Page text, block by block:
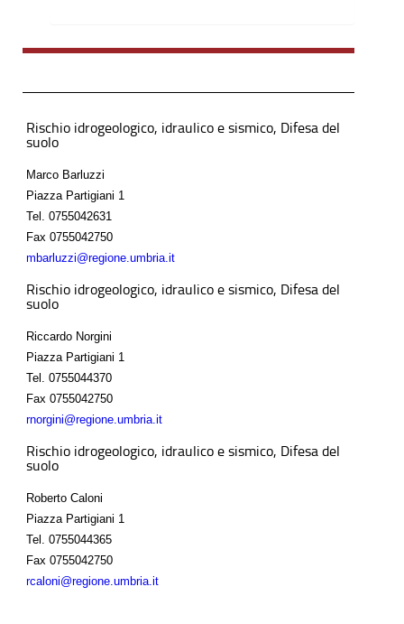
Rischio idrogeologico, idraulico e sismico, Difesa del
suolo
Marco Barluzzi
Piazza Partigiani 1
Tel.
0755042631
Fax 0755042750
mbarluzzi@regione.umbria.it
Rischio idrogeologico, idraulico e sismico, Difesa del
suolo
Riccardo Norgini
Piazza Partigiani 1
Tel.
0755044370
Fax 0755042750
rnorgini@regione.umbria.it
Rischio idrogeologico, idraulico e sismico, Difesa del
suolo
Roberto Caloni
Piazza Partigiani 1
Tel.
0755044365
Fax 0755042750
rcaloni@regione.umbria.it